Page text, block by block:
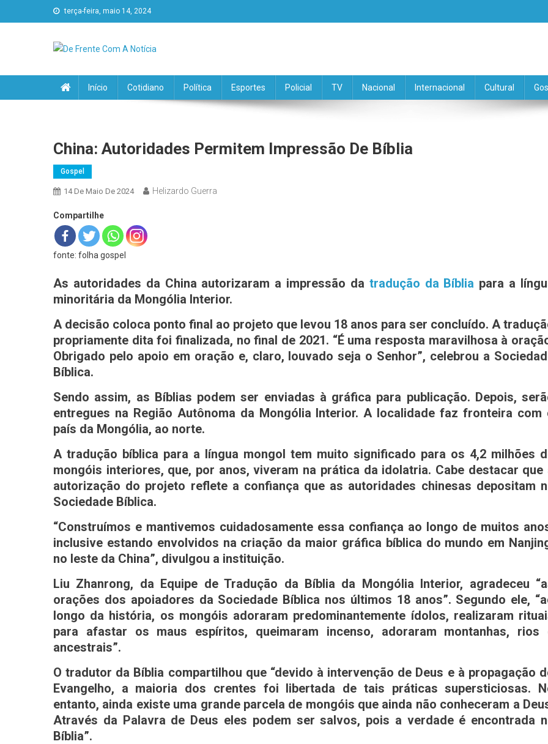
terça-feira, maio 14, 2024
De Frente Com A Notícia
Início Cotidiano Política Esportes Policial TV Nacional Internacional Cultural
China: Autoridades Permitem Impressão De Bíblia
Gospel
14 De Maio De 2024 Helizardo Guerra
Compartilhe
fonte: folha gospel
As autoridades da China autorizaram a impressão da tradução da Bíblia para a
minoritária da Mongólia Interior.
A decisão coloca ponto final ao projeto que levou 18 anos para ser concluído. A
propriamente dita foi finalizada, no final de 2021. “É uma resposta maravilhosa à
Obrigado pelo apoio em oração e, claro, louvado seja o Senhor”, celebrou a
Bíblica.
Sendo assim, as Bíblias podem ser enviadas à gráfica para publicação. Depois,
entregues na Região Autônoma da Mongólia Interior. A localidade faz fronteira com
país da Mongólia, ao norte.
A tradução bíblica para a língua mongol tem muito significado para os 4,2 milhões
mongóis interiores, que, por anos, viveram na prática da idolatria. Cabe destacar que
autorização do projeto reflete a confiança que as autoridades chinesas depositam
Sociedade Bíblica.
“Construímos e mantivemos cuidadosamente essa confiança ao longo de muitos
inclusive estando envolvidos na criação da maior gráfica bíblica do mundo em
no leste da China”, divulgou a instituição.
Liu Zhanrong, da Equipe de Tradução da Bíblia da Mongólia Interior, agradeceu
orações dos apoiadores da Sociedade Bíblica nos últimos 18 anos”. Segundo ele,
longo da história, os mongóis adoraram predominantemente ídolos, realizaram
para afastar os maus espíritos, queimaram incenso, adoraram montanhas, rios
ancestrais”.
O tradutor da Bíblia compartilhou que “devido à intervenção de Deus e à propagação
Evangelho, a maioria dos crentes foi libertada de tais práticas supersticiosas.
entanto, ainda existe uma grande parcela de mongóis que ainda não conheceram a
Através da Palavra de Deus eles podem ser salvos, pois a verdade é encontrada
Bíblia”.